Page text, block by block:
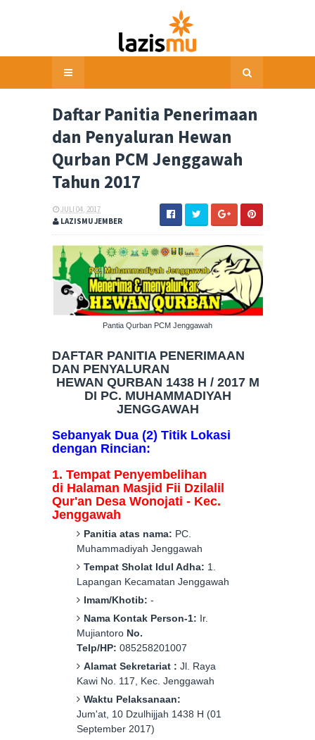
Daftar Panitia Penerimaan
dan Penyaluran Hewan
Qurban PCM Jenggawah
Tahun 2017
JULI 04, 2017
LAZISMU JEMBER
Pantia Qurban PCM Jenggawah
DAFTAR PANITIA PENERIMAAN
DAN PENYALURAN
HEWAN QURBAN 1438 H / 2017 M
DI PC. MUHAMMADIYAH
JENGGAWAH
Sebanyak Dua (2) Titik Lokasi
dengan Rincian:
1. Tempat Penyembelihan
di Halaman Masjid Fii Dzilalil
Qur'an Desa Wonojati - Kec.
Jenggawah
Panitia atas nama: PC.
Muhammadiyah Jenggawah
Tempat Sholat Idul Adha: 1.
Lapangan Kecamatan Jenggawah
Imam/Khotib: -
Nama Kontak Person-1: Ir.
Mujiantoro No.
Telp/HP: 085258201007
Alamat Sekretariat : Jl. Raya
Kawi No. 117
Kec. Jenggawah
Waktu Pelaksanaan:
Jum'at 10 Dzulhijjah 1438 H (01
September 2017)